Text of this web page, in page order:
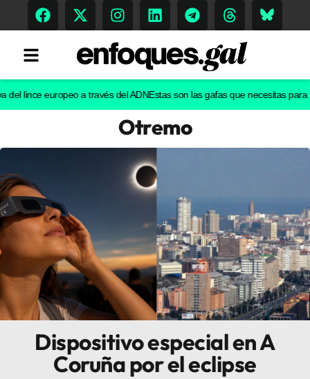
Gastronomía
Escenarios
Sostenibilidad
Innova
europeo a través del ADNEstas son las gafas que necesitas para ver
Otremo
Dispositivo especial en A
Coruña por el eclipse